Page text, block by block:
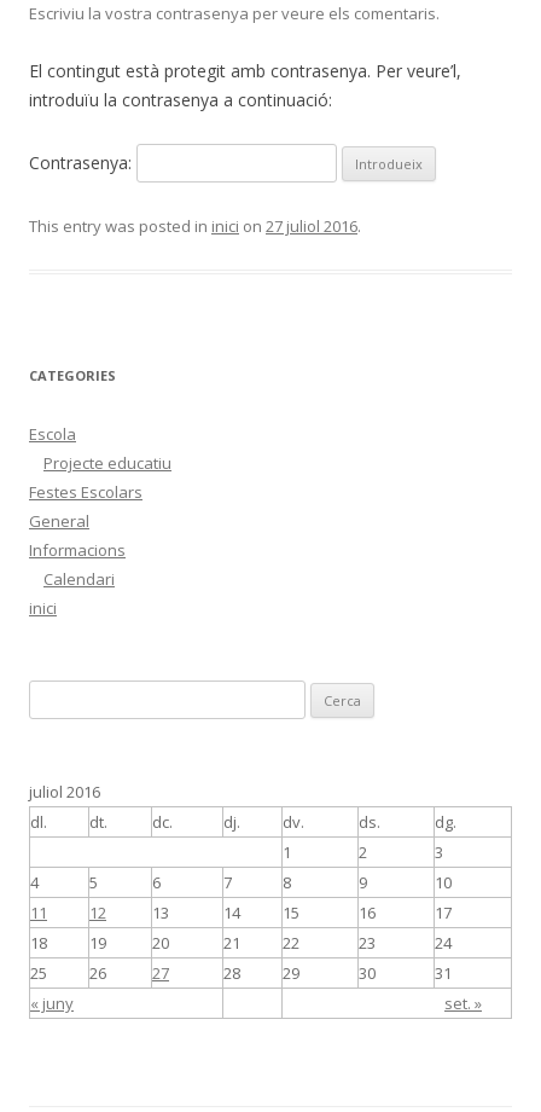
Escriviu la vostra contrasenya per veure els comentaris.
El contingut està protegit amb contrasenya. Per veure’l,
introduïu la contrasenya a continuació:
Contrasenya:
This entry was posted in inici on 27 juliol 2016.
CATEGORIES
Escola
Projecte educatiu
Festes Escolars
General
Informacions
Calendari
inici
e
c
a
:
juliol 2016
dl.
dt. dc. dj. dv. ds. dg.
« juny set. »
1 2
3
4
5 6 7 8 9
10
11
12 13 14 15 16
17
18
19 20 21 22 23
24
25
26 27 28 29 30 31